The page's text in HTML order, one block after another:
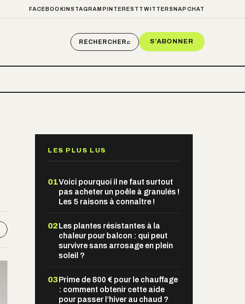
FACEBOOKINSTAGRAM PINTEREST TWITTER SNAPCHAT
RECHERCHER⌕ S’ABONNER
LES PLUS LUS
01Voici pourquoi il ne faut surtout
pas acheter un poêle à granulés !
Les 5 raisons à connaître !
02Les plantes résistantes à la
chaleur pour balcon : qui peut
survivre sans arrosage en plein
soleil ?
03Prime de 800 € pour le chauffage
: comment obtenir cette aide
pour passer l’hiver au chaud ?